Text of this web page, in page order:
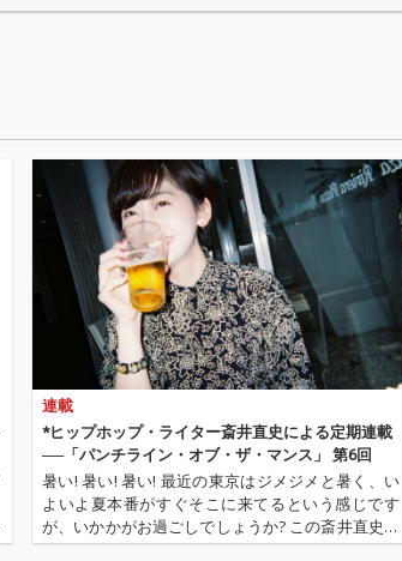
リースされます。本作
は、Netflixオリジナ
ル・ドラマ『ソウルメ
イト』の主題歌として
書き下ろされた楽曲で
す。 磯村勇斗とオク・
テギョンを主演に迎
え、気鋭の映像作家・
橋爪駿輝が脚本・監督
を手がける同作。これ
まで「Presence」「M
irage」といった主題歌
で印象的な共作を重ね
てきたSTUTSとbutaji
が、再びタッグを組ん
だ待望の新曲となりま
す。 本作では、ゲスト
ヴォーカルにアイナ・
ジ・エンドを迎え、bu
リースされます。本作
は、Netflixオリジナ
ル・ドラマ『ソウルメ
イト』の主題歌として
書き下ろされた楽曲で
す。 磯村勇斗とオク・
テギョンを主演に迎
え、気鋭の映像作家・
橋爪駿輝が脚本・監督
を手がける同作。これ
まで「Presence」「M
irage」といった主題歌
てきたSTUTSとbutaji
が、再びタッグを組ん
だ待望の新曲となりま
す。 本作では、ゲスト
ヴォーカルにアイナ・
ジ・エンドを迎え、bu
連載
*ヒップホップ・ライター斎井直史による定期連載
──「パンチライン・オブ・ザ・マンス」 第6回
暑い! 暑い! 暑い! 最近の東京はジメジメと暑く、い
よいよ夏本番がすぐそこに来てるという感じです
が、いかかがお過ごしでしょうか? この斎井直史に
よる定期連載「パンチ・ライン of The Month」も